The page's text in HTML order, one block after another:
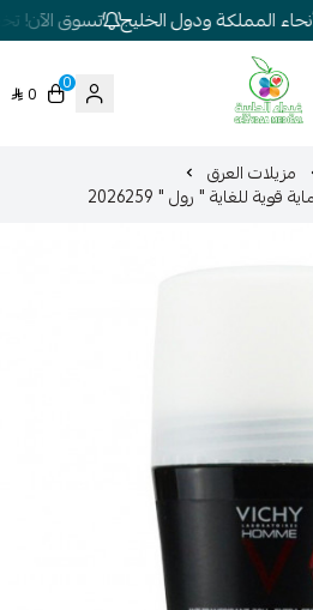
المملكة ودول الخليج تسوق الآن!
شركة غيداء المتطورة الطبية
0
0
مزيلات العرق